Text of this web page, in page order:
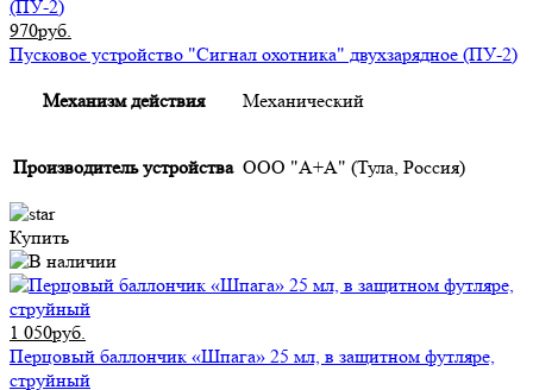
970руб.
Пусковое устройство "Сигнал охотника" двухзарядное (ПУ-2)
Механизм действия Механический
Производитель устройства ООО "А+А" (Тула, Россия)
Купить
1 050руб.
Перцовый баллончик «Шпага» 25 мл, в защитном футляре,
струйный